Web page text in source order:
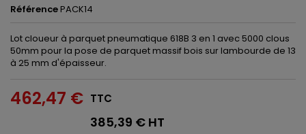
RéférencePACK14
Lot cloueur à parquet pneumatique 618B 3 en 1 avec 5000 clous
50mm pour la pose de parquet massif bois sur lambourde de 13
à 25 mm d'épaisseur.
462,47 € TTC
385,39 € HT